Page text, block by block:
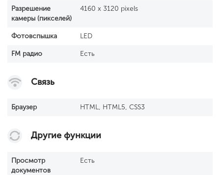
Разрешение
камеры (пикселей)
4160 x 3120 pixels
Фотовспышка LED
FM радио Есть
Связь
Браузер HTML, HTML5, CSS3
Другие функции
Просмотр
документов
Есть